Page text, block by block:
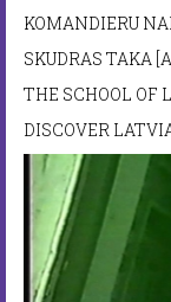
KOMANDIERU
SKUDRAS TAKA
THE SCHOOL OF
DISCOVER